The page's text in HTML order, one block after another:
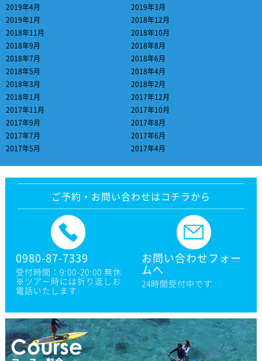
2019年4月
2019年3月
2019年1月
2018年12月
2018年11月
2018年10月
2018年9月
2018年8月
2018年7月
2018年6月
2018年5月
2018年4月
2018年3月
2018年2月
2018年1月
2017年12月
2017年11月
2017年10月
2017年9月
2017年8月
2017年7月
2017年6月
2017年5月
2017年4月
ご予約・お問い合わせはコチラから
0980-87-7339
受付時間：9:00-20:00 無休
※ツアー時には折り返しお
電話いたします
お問い合わせフォー
ムへ
24時間受付中です